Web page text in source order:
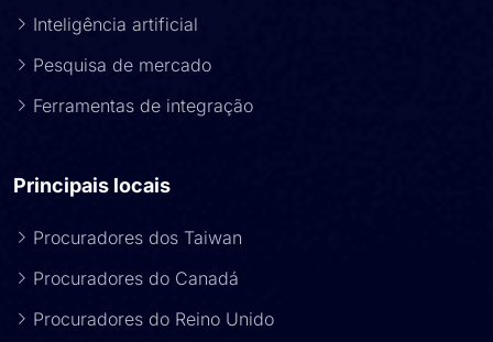
Inteligência artificial
Pesquisa de mercado
Ferramentas de integração
Principais locais
Procuradores dos Taiwan
Procuradores do Canadá
Procuradores do Reino Unido